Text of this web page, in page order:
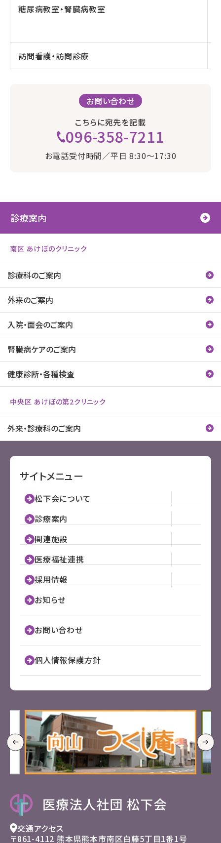
糖尿病教室・腎臓病教室
訪問看護・訪問診療
お問い合わせ
こちらに宛先を記載
096-358-7211
お電話受付時間／平日 8:30〜17:30
診療案内
南区 あけぼのクリニック
診療科のご案内
外来のご案内
入院・面会のご案内
腎臓病ケアのご案内
健康診断・各種検査
中央区 あけぼの第2クリニック
外来・診療科のご案内
サイトメニュー
松下会について
診療案内
関連施設
医療福祉連携
採用情報
お知らせ
お問い合わせ
個人情報保護方針
交通アクセス
〒861-4112 熊本県熊本市南区白藤5丁目1番1号